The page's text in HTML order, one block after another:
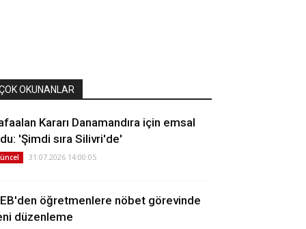
OKUNANLAR
Kararı Danamandıra için emsal
'Şimdi sıra Silivri'de'
31.07.2026 14:00:05
öğretmenlere nöbet görevinde
düzenleme